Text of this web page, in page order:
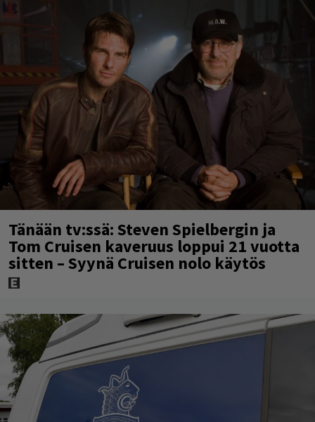
Tänään tv:ssä: Steven Spielbergin ja
Tom Cruisen kaveruus loppui 21 vuotta
sitten – Syynä Cruisen nolo käytös